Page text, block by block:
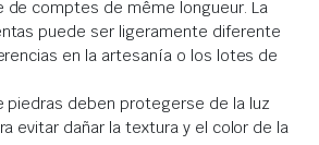
de comptes de même longueur. La
puede ser ligeramente diferente
en la artesanía o los lotes de
piedras deben protegerse de la luz
evitar dañar la textura y el color de la